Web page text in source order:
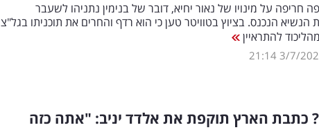
חריפה על מינויו של נאור יחיא, דובר של בנימין נתניהו לשעבר
הנשיא הנכנס. בציוץ בטוויטר טען כי הוא רדף והחרים את תוכניתו בגל"צ
להתראיין
3/7/
21:14
כתבת הארץ תוקפת את אלדד יניב: "אתה כזה